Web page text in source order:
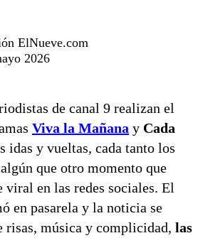
ElNueve.com
2026
de canal 9 realizan el
Viva la Mañana y Cada
idas y vueltas, cada tanto los
que otro momento que
en las redes sociales. El
en pasarela y la noticia se
música y complicidad, las